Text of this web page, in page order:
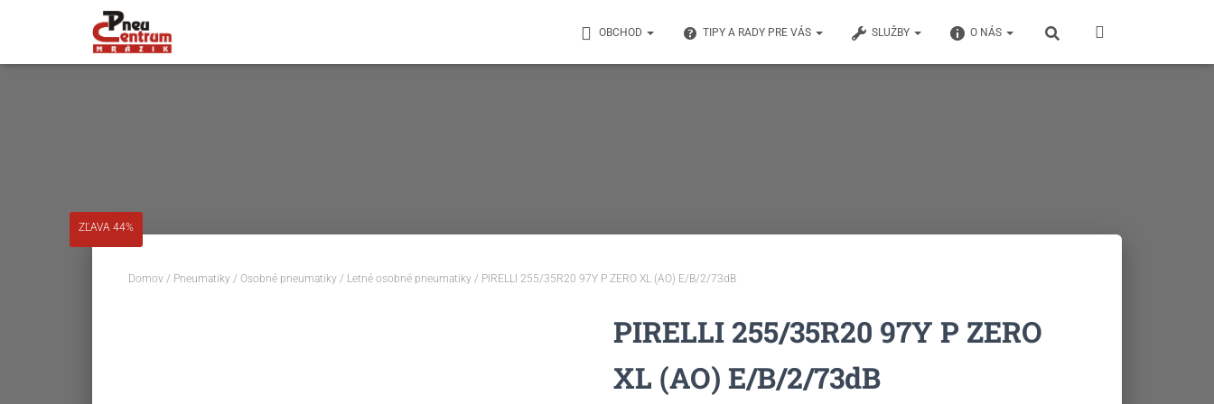
OBCHOD TIPY A RADY PRE VÁS SLUŽBY O NÁS
Domov / Pneumatiky / Osobné pneumatiky / Letné osobné pneumatiky / PIRELLI 255/35R20 97Y P ZERO XL (AO) E/B/2/73dB
ZĽAVA 44%
PIRELLI 255/35R20 97Y P ZERO
XL (AO) E/B/2/73dB